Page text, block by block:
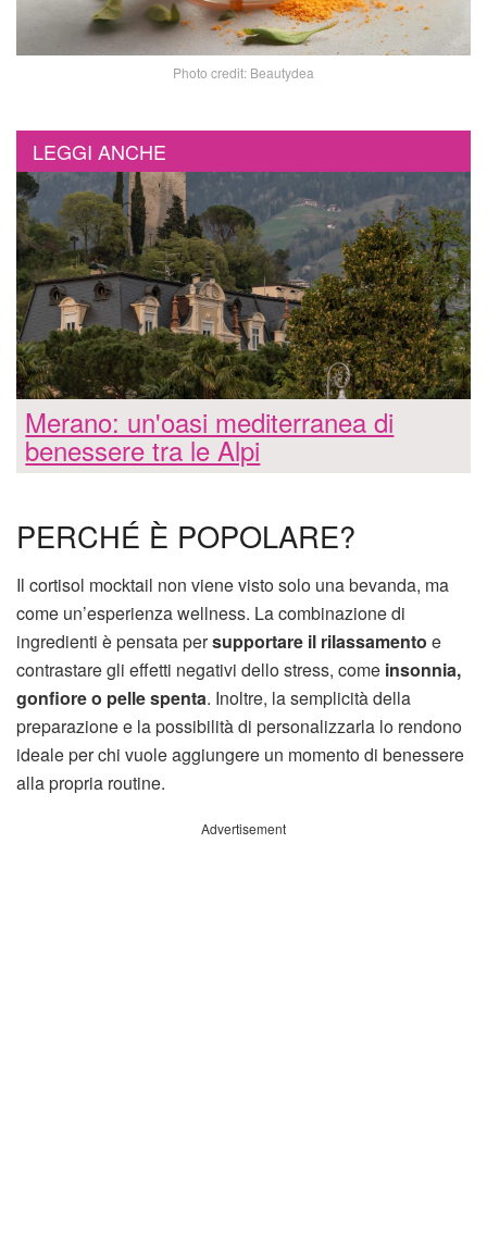
Photo credit: Beautydea
LEGGI ANCHE
Merano: un'oasi mediterranea di
benessere tra le Alpi
PERCHÉ È POPOLARE?
Il cortisol mocktail non viene visto solo una bevanda, ma
come un’esperienza wellness. La combinazione di
ingredienti è pensata persupportare il rilassamento e
contrastare gli effetti negativi dello stress, come insonnia,
gonfiore o pelle spenta. Inoltre, la semplicità della
preparazione e la possibilità di personalizzarla lo rendono
ideale per chi vuole aggiungere un momento di benessere
alla propria routine.
Advertisement